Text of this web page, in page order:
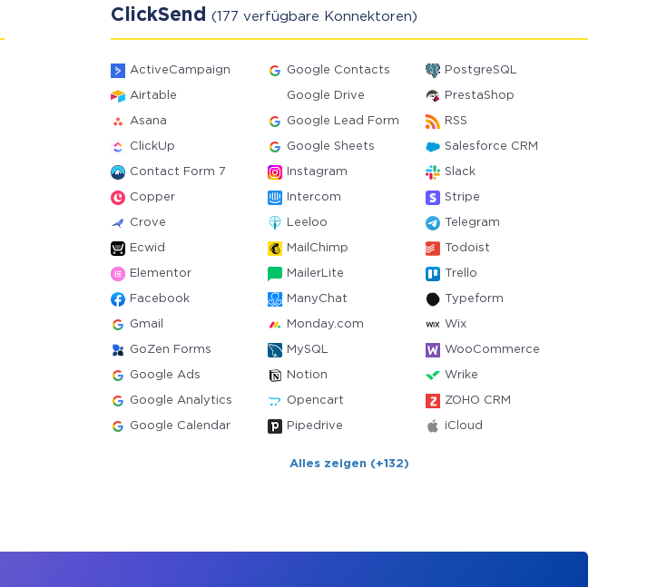
ClickSend (177 verfügbare Konnektoren)
ActiveCampaign Google Contacts PostgreSQL
Airtable Google Drive PrestaShop
Asana Google Lead Form RSS
ClickUp Google Sheets Salesforce CRM
Contact Form 7 Instagram Slack
Copper Intercom Stripe
Crove Leeloo Telegram
Ecwid MailChimp Todoist
Elementor MailerLite Trello
Facebook ManyChat Typeform
Gmail Monday.com Wix
GoZen Forms MySQL WooCommerce
Google Ads Notion Wrike
Google Analytics Opencart ZOHO CRM
Google Calendar Pipedrive iCloud
Alles zeigen (+132)